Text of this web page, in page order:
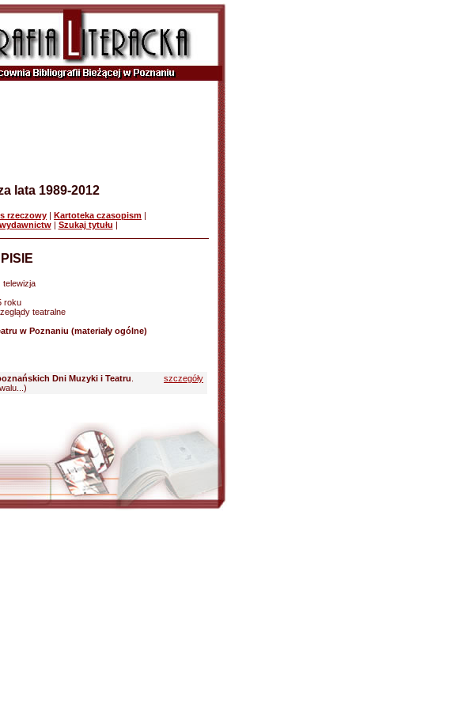
lata 1989-2012
rzeczowy | Kartoteka czasopism |
| Szukaj tytułu |
telewizja
roku
teatralne
w Poznaniu (materiały ogólne)
Dni Muzyki i Teatru szczegóły